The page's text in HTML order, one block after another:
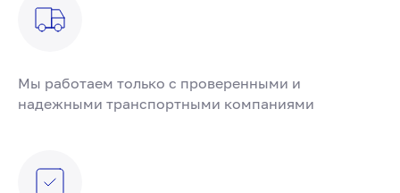
Мы работаем только с проверенными и
надежными транспортными компаниями